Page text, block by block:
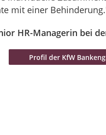
mit einer
HR-Managerin bei
Profil der KfW